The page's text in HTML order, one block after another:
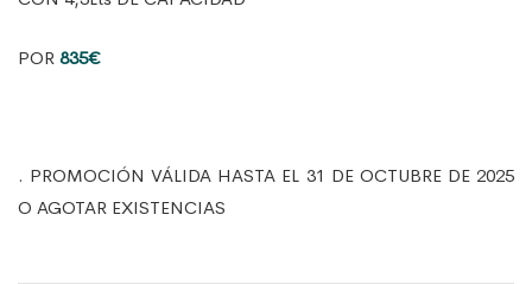
POR 835€
. PROMOCIÓN VÁLIDA HASTA EL 31 DE OCTUBRE DE 2025
O AGOTAR EXISTENCIAS